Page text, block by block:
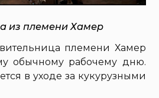
из племени Хамер
племени Хамер
обычному рабочему дню.
в уходе за кукурузными